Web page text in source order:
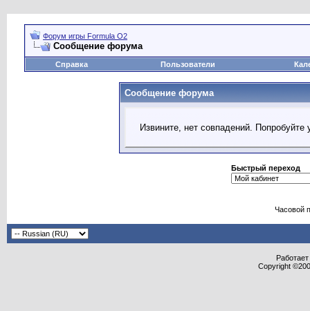
Форум игры Formula O2
Сообщение форума
Справка Пользователи
Сообщение форума
Извините, нет совпадений.
Быстрый переход
Часовой
Copyright